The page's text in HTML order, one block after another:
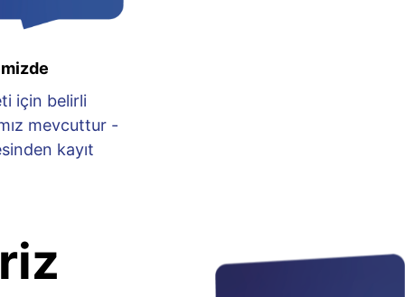
için belirli
mevcuttur -
kayıt